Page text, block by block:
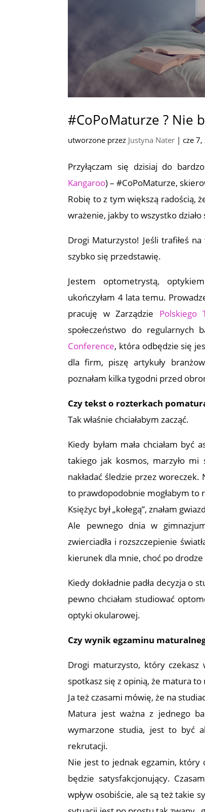
#CoPoMaturze ? Nie
utworzone przez Justyna Nater | cze
Przyłączam się dzisiaj do
Kangaroo) – #CoPoMaturze,
Robię to z tym większą radością,
wrażenie, jakby to wszystko
Drogi Maturzysto! Jeśli trafiłeś
szybko się przedstawię.
Jestem optometrystą,
ukończyłam 4 lata temu.
pracuję w Zarządzie Polskiego
społeczeństwo do regularnych
Conference, która odbędzie się
dla firm, piszę artykuły
poznałam kilka tygodni przed
Czy tekst o rozterkach
Tak właśnie chciałabym zacząć.
Kiedy byłam mała chciałam
takiego jak kosmos, marzyło mi
nakładać śledzie przez
to prawdopodobnie mogłabym to
Księżyc był „kołegą”, znałam
Ale pewnego dnia w
zwierciadła i rozszczepienie
kierunek dla mnie, choć po
Kiedy dokładnie padła decyzja o
pewno chciałam studiować
optyki okularowej.
Czy wynik egzaminu
Drogi maturzysto, który czekasz
spotkasz się z opinią, że matura
Ja też czasami mówię, że na
Matura jest ważna z jednego
wymarzone studia, jest to być
rekrutacji.
Nie jest to jednak egzamin, który
będzie satysfakcjonujący.
wpływ osobiście, ale są też takie